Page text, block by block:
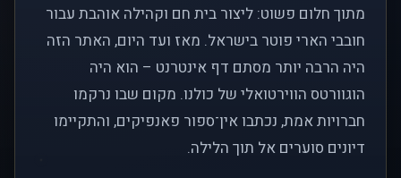
מתוך חלום פשוט: ליצור בית חם וקהילה אוהבת עבור
חובבי הארי פוטר בישראל. מאז ועד היום, האתר הזה
היה הרבה יותר מסתם דף אינטרנט – הוא היה
הוגוורטס הווירטואלי של כולנו. מקום שבו נרקמו
חברויות אמת, נכתבו אין־ספור פאנפיקים, והתקיימו
דיונים סוערים אל תוך הלילה.